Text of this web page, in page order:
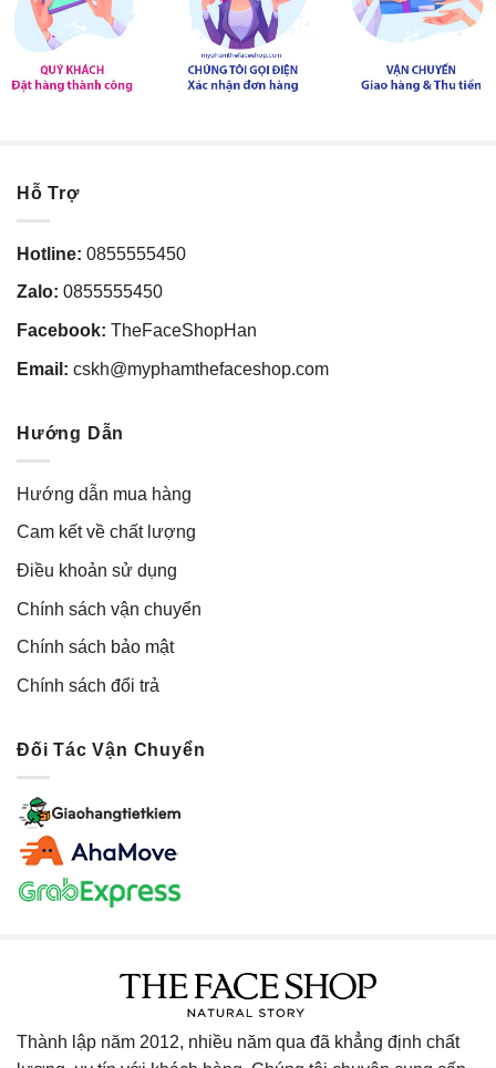
Hỗ Trợ
Hotline: 0855555450
Zalo: 0855555450
Facebook: TheFaceShopHan
Email: cskh@myphamthefaceshop.com
Hướng Dẫn
Hướng dẫn mua hàng
Cam kết về chất lượng
Điều khoản sử dụng
Chính sách vận chuyển
Chính sách bảo mật
Chính sách đổi trả
Đối Tác Vận Chuyển
Thành lập năm 2012, nhiều năm qua đã khẳng định chất